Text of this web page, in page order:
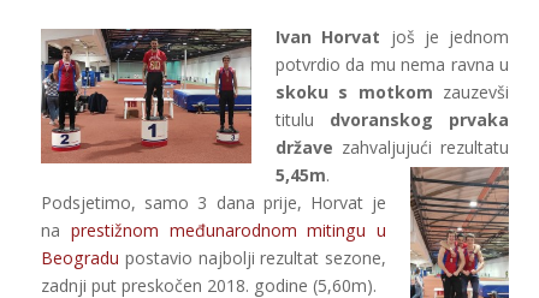
Ivan Horvat još je jednom
potvrdio da mu nema ravna u
skoku s motkom zauzevši
titulu dvoranskog prvaka
države zahvaljujući rezultatu
5,45m.
Podsjetimo, samo 3 dana prije, Horvat je
na prestižnom međunarodnom mitingu u
Beogradu postavio najbolji rezultat sezone,
zadnji put preskočen 2018. godine (5,60m).